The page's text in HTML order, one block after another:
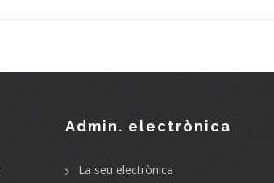
Admin. electrònica
La seu electrònica